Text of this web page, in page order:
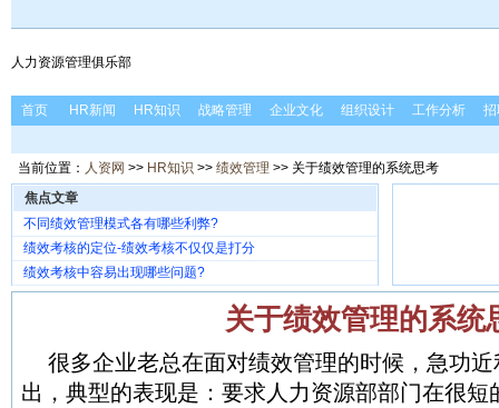
人力资源管理俱乐部
首页 HR新闻 HR知识 战略管理 企业文化 组织设计 工作分析
当前位置： 人资网 >> HR知识 >> 绩效管理 >> 关于绩效管理的系统思考
焦点文章
不同绩效管理模式各有哪些利弊?
绩效考核的定位-绩效考核不仅仅是打分
绩效考核中容易出现哪些问题?
关于绩效管理的系统
很多企业老总在面对绩效管理的时候，急功
出，典型的表现是：要求人力资源部部门在很